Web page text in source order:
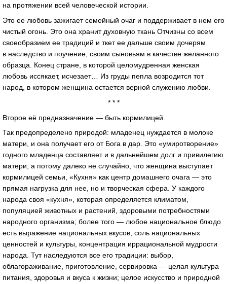
на протяжении всей человеческой истории.
Это ее любовь зажигает семейный очаг и поддерживает в нем его
чистый огонь. Это она хранит духовную ткань Отчизны со всем
своеобразием ее традиций и ткет ее дальше своим дочерям
в наследство и поучение, своим сыновьям в качестве желанного
образца. Конец стране, в которой целомудренная женская
любовь иссякает, исчезает… Из груды пепла возродится тот
народ, в котором женщина остается верной служению любви.
* * *
Второе её предназначение — быть кормилицей.
Так предопределено природой: младенец нуждается в молоке
матери, и она получает его от Бога в дар. Это «умиротворение»
годного младенца составляет и в дальнейшем долг и привилегию
матери, а потому далеко не случайно, что женщина выступает
кормилицей семьи, «Кухня» как центр домашнего очага — это
прямая нагрузка для нее, но и творческая сфера. У каждого
народа своя «кухня», которая определяется климатом,
популяцией животных и растений, здоровыми потребностями
народного организма; более того — любое национальное блюдо
есть выражение национальных вкусов, соль национальных
ценностей и культуры, концентрация иррациональной мудрости
народа. Тут наследуются все его традиции: выбор,
облагораживание, приготовление, сервировка — целая культура
питания, здоровья и вкуса к жизни; целое искусство и природной